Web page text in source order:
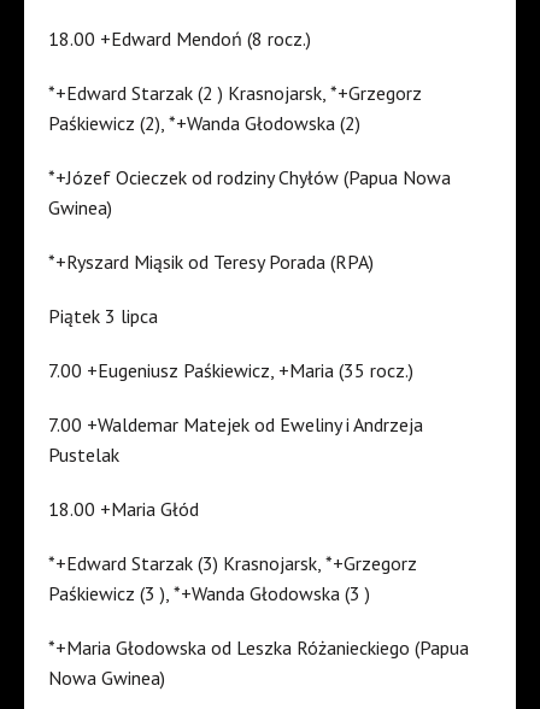
18.00 +Edward Mendoń (8 rocz.)
*+Edward Starzak (2 ) Krasnojarsk, *+Grzegorz
Paśkiewicz (2), *+Wanda Głodowska (2)
*+Józef Ocieczek od rodziny Chyłów (Papua Nowa
Gwinea)
*+Ryszard Miąsik od Teresy Porada (RPA)
Piątek 3 lipca
7.00 +Eugeniusz Paśkiewicz, +Maria (35 rocz.)
7.00 +Waldemar Matejek od Eweliny i Andrzeja
Pustelak
18.00 +Maria Głód
*+Edward Starzak (3) Krasnojarsk, *+Grzegorz
Paśkiewicz (3 ), *+Wanda Głodowska (3 )
*+Maria Głodowska od Leszka Różanieckiego (Papua
Nowa Gwinea)